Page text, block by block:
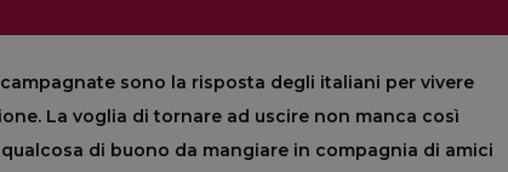
sono la risposta degli italiani per vivere
La voglia di tornare ad uscire non manca così
di buono da mangiare in compagnia di amici